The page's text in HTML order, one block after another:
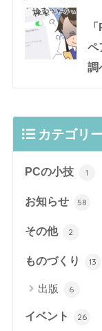
ペ
調
カテゴリー
PCの小技 1
お知らせ 58
その他 2
ものづくり 13
出版 6
イベント 26